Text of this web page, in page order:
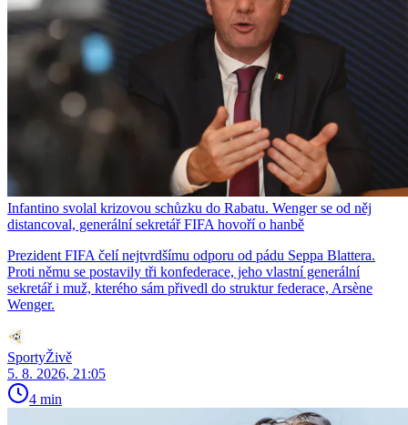
Infantino svolal krizovou schůzku do Rabatu. Wenger se od něj
distancoval, generální sekretář FIFA hovoří o hanbě
Prezident FIFA čelí nejtvrdšímu odporu od pádu Seppa Blattera.
Proti němu se postavily tři konfederace, jeho vlastní generální
sekretář i muž, kterého sám přivedl do struktur federace, Arsène
Wenger.
SportyŽivě
5. 8. 2026, 21:05
4 min